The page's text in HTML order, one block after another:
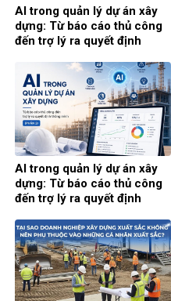
AI trong quản lý dự án xây
dựng: Từ báo cáo thủ công
đến trợ lý ra quyết định
AI trong quản lý dự án xây
dựng: Từ báo cáo thủ công
đến trợ lý ra quyết định